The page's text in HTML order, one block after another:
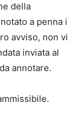
della
a penna i
avviso, non vi
inviata al
annotare.